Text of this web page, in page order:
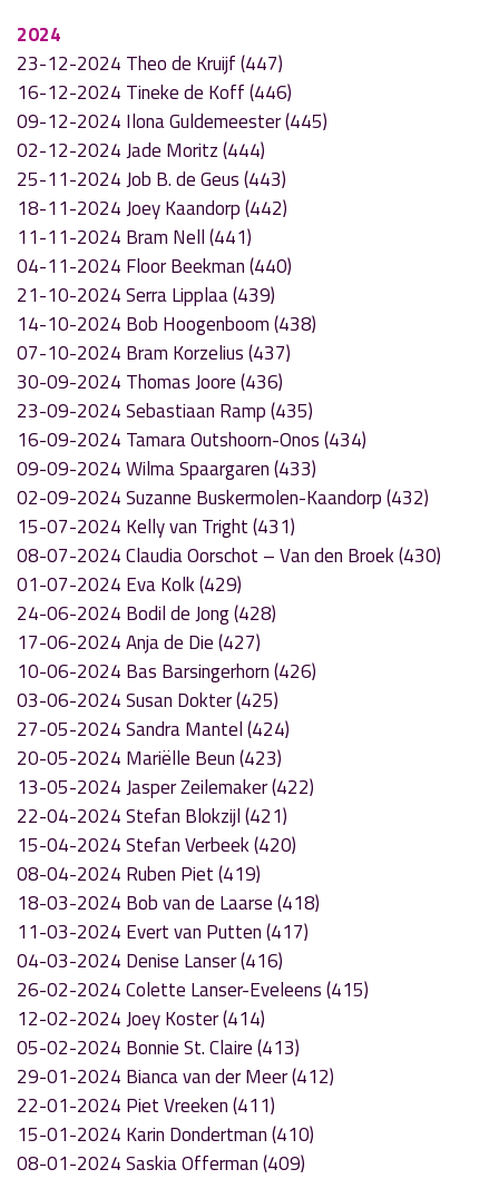
2024
23-12-2024 Theo de Kruijf (447)
16-12-2024 Tineke de Koff (446)
09-12-2024 Ilona Guldemeester (445)
02-12-2024 Jade Moritz (444)
25-11-2024 Job B. de Geus (443)
18-11-2024 Joey Kaandorp (442)
11-11-2024 Bram Nell (441)
04-11-2024 Floor Beekman (440)
21-10-2024 Serra Lipplaa (439)
14-10-2024 Bob Hoogenboom (438)
07-10-2024 Bram Korzelius (437)
30-09-2024 Thomas Joore (436)
23-09-2024 Sebastiaan Ramp (435)
16-09-2024 Tamara Outshoorn-Onos (434)
09-09-2024 Wilma Spaargaren (433)
02-09-2024 Suzanne Buskermolen-Kaandorp (432)
15-07-2024 Kelly van Tright (431)
08-07-2024 Claudia Oorschot – Van den Broek (430)
01-07-2024 Eva Kolk (429)
24-06-2024 Bodil de Jong (428)
17-06-2024 Anja de Die (427)
10-06-2024 Bas Barsingerhorn (426)
03-06-2024 Susan Dokter (425)
27-05-2024 Sandra Mantel (424)
20-05-2024 Mariëlle Beun (423)
13-05-2024 Jasper Zeilemaker (422)
22-04-2024 Stefan Blokzijl (421)
15-04-2024 Stefan Verbeek (420)
08-04-2024 Ruben Piet (419)
18-03-2024 Bob van de Laarse (418)
11-03-2024 Evert van Putten (417)
04-03-2024 Denise Lanser (416)
26-02-2024 Colette Lanser-Eveleens (415)
12-02-2024 Joey Koster (414)
05-02-2024 Bonnie St. Claire (413)
29-01-2024 Bianca van der Meer (412)
22-01-2024 Piet Vreeken (411)
15-01-2024 Karin Dondertman (410)
08-01-2024 Saskia Offerman (409)